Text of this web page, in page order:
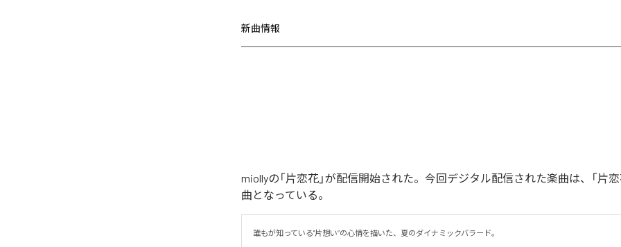
新曲情報
miollyの「片恋花」が配信開始された。今回デジタル配信された楽曲は、「片恋
曲となっている。
誰もが知っている"片想い”の心情を描いた、夏のダイナミックバラード。